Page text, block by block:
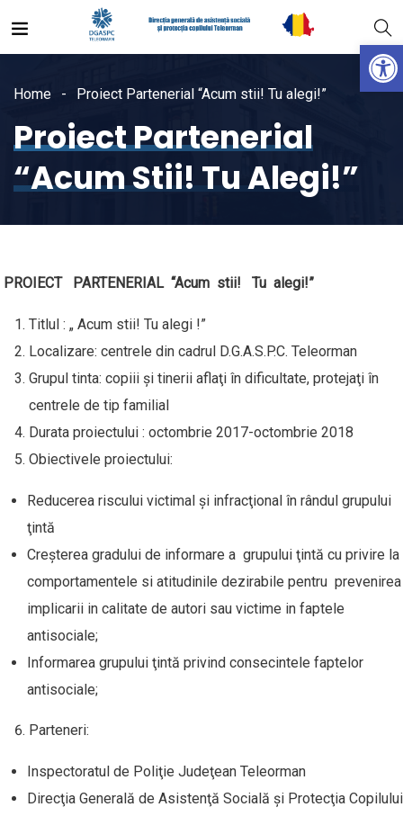
Home Proiect Partenerial “Acum stii! Tu alegi!”
Proiect Partenerial
“Acum Stii! Tu Alegi!”
PROIECT PARTENERIAL “Acum stii! Tu alegi!”
Titlul : „ Acum stii! Tu alegi !”
Localizare: centrele din cadrul D.G.A.S.P.C. Teleorman
Grupul tinta: copiii şi tinerii aflaţi în dificultate, protejaţi în
centrele de tip familial
Durata proiectului : octombrie 2017-octombrie 2018
Obiectivele proiectului:
Reducerea riscului victimal şi infracţional în rândul grupului
ţintă
Creşterea gradului de informare a grupului ţintă cu privire la
comportamentele si atitudinile dezirabile pentru prevenirea
implicarii in calitate de autori sau victime in faptele
antisociale;
Informarea grupului ţintă privind consecintele faptelor
antisociale;
Parteneri:
Inspectoratul de Poliţie Judeţean Teleorman
Direcţia Generală de Asistenţă Socială şi Protecţia Copilului